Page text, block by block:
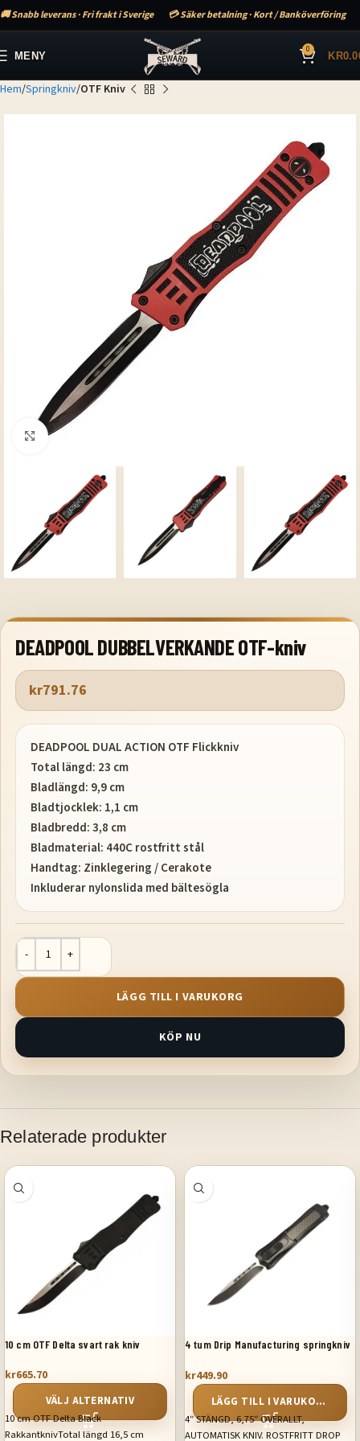
🚚 Snabb leverans · Fri frakt i Sverige 💳 Säker betalning · Kort / Banköverföring
MENY 0 KR
Hem Springkniv OTF Kniv
Klicka för att förstora
DEADPOOL DUBBELVERKANDE OTF-kniv
kr791.76
DEADPOOL DUAL ACTION OTF Flickkniv
Total längd: 23 cm
Bladlängd: 9,9 cm
Bladtjocklek: 1,1 cm
Bladbredd: 3,8 cm
Bladmaterial: 440C rostfritt stål
Handtag: Zinklegering / Cerakote
Inkluderar nylonslida med bältesögla
LÄGG TILL I VARUKORG
KÖP NU
Relaterade produkter
10 cm OTF Delta svart rak kniv
kr665.70
VÄLJ ALTERNATIV
10 cm OTF Delta Black
RakkantknivTotal längd 16,5 cm
4 tum Drip Manufacturing springkniv
kr449.90
LÄGG TILL I VARUKORG
4″ STÄNGD, 6,75″ ÖVERALLT,
AUTOMATISK KNIV. ROSTFRITT DROP